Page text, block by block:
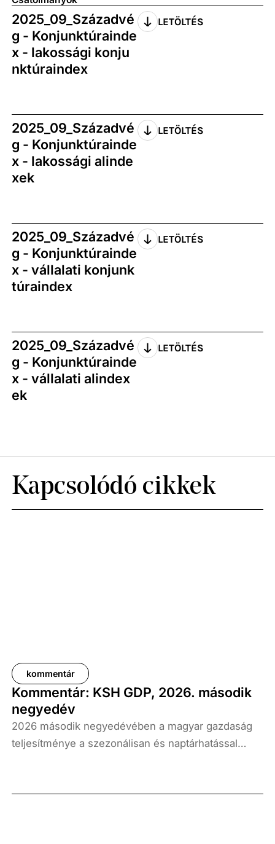
2025_09_Századvé
g - Konjunktúrainde
x - lakossági konju
nktúraindex
LETÖLTÉS
2025_09_Századvé
g - Konjunktúrainde
x - lakossági alinde
xek
LETÖLTÉS
2025_09_Századvé
g - Konjunktúrainde
x - vállalati konjunk
túraindex
LETÖLTÉS
2025_09_Századvé
g - Konjunktúrainde
x - vállalati alindex
ek
LETÖLTÉS
Kapcsolódó cikkek
kommentár
Kommentár: KSH GDP, 2026. második
negyedév
2026 második negyedévében a magyar gazdaság
teljesítménye a szezonálisan és naptárhatással
százalékkal, míg az előző negyedévhez képest 0,4